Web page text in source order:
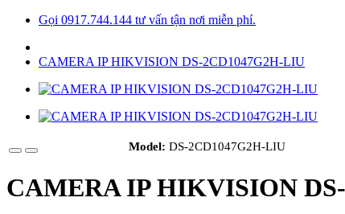
Gọi 0917.744.144 tư vấn tận nơi miễn phí.
CAMERA IP HIKVISION DS-2CD1047G2H-LIU
Model: DS-2CD1047G2H-LIU
CAMERA IP HIKVISION